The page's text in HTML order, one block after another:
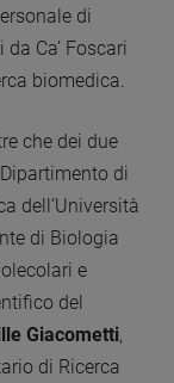
di
Ca’ Foscari
biomedica.
che dei due
di
dell’Università
di Biologia
e
del
Giacometti,
di Ricerca